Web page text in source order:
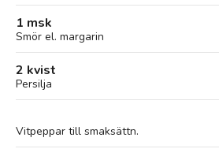
1 msk
Smör el. margarin
2 kvist
Persilja
Vitpeppar till smaksättn.